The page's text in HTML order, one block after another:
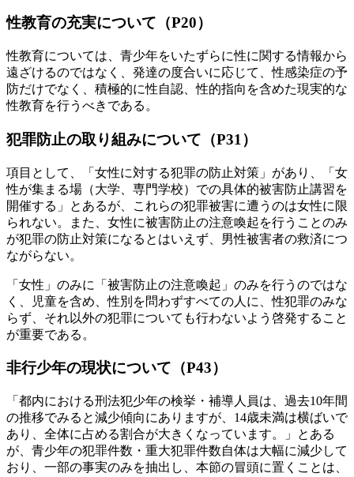
性教育の充実について（P20）
性教育については、青少年をいたずらに性に関する情報から
遠ざけるのではなく、発達の度合いに応じて、性感染症の予
防だけでなく、積極的に性自認、性的指向を含めた現実的な
性教育を行うべきである。
犯罪防止の取り組みについて（P31）
項目として、「女性に対する犯罪の防止対策」があり、「女
性が集まる場（大学、専門学校）での具体的被害防止講習を
開催する」とあるが、これらの犯罪被害に遭うのは女性に限
られない。また、女性に被害防止の注意喚起を行うことのみ
が犯罪の防止対策になるとはいえず、男性被害者の救済につ
ながらない。
「女性」のみに「被害防止の注意喚起」のみを行うのではな
く、児童を含め、性別を問わずすべての人に、性犯罪のみな
らず、それ以外の犯罪についても行わないよう啓発すること
が重要である。
非行少年の現状について（P43）
「都内における刑法犯少年の検挙・補導人員は、過去10年間
の推移でみると減少傾向にありますが、14歳未満は横ばいで
あり、全体に占める割合が大きくなっています。」とある
が、青少年の犯罪件数・重大犯罪件数自体は大幅に減少して
おり、一部の事実のみを抽出し、本節の冒頭に置くことは、